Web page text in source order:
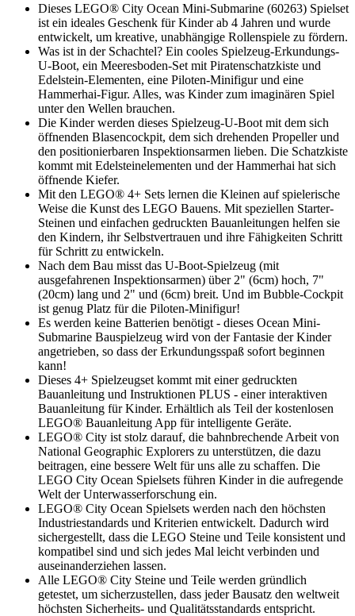
Dieses LEGO® City Ocean Mini-Submarine (60263) Spielset
ist ein ideales Geschenk für Kinder ab 4 Jahren und wurde
entwickelt, um kreative, unabhängige Rollenspiele zu fördern.
Was ist in der Schachtel? Ein cooles Spielzeug-Erkundungs-
U-Boot, ein Meeresboden-Set mit Piratenschatzkiste und
Edelstein-Elementen, eine Piloten-Minifigur und eine
Hammerhai-Figur. Alles, was Kinder zum imaginären Spiel
unter den Wellen brauchen.
Die Kinder werden dieses Spielzeug-U-Boot mit dem sich
öffnenden Blasencockpit, dem sich drehenden Propeller und
den positionierbaren Inspektionsarmen lieben. Die Schatzkiste
kommt mit Edelsteinelementen und der Hammerhai hat sich
öffnende Kiefer.
Mit den LEGO® 4+ Sets lernen die Kleinen auf spielerische
Weise die Kunst des LEGO Bauens. Mit speziellen Starter-
Steinen und einfachen gedruckten Bauanleitungen helfen sie
den Kindern, ihr Selbstvertrauen und ihre Fähigkeiten Schritt
für Schritt zu entwickeln.
Nach dem Bau misst das U-Boot-Spielzeug (mit
ausgefahrenen Inspektionsarmen) über 2" (6cm) hoch, 7"
(20cm) lang und 2" und (6cm) breit. Und im Bubble-Cockpit
ist genug Platz für die Piloten-Minifigur!
Es werden keine Batterien benötigt - dieses Ocean Mini-
Submarine Bauspielzeug wird von der Fantasie der Kinder
angetrieben, so dass der Erkundungsspaß sofort beginnen
kann!
Dieses 4+ Spielzeugset kommt mit einer gedruckten
Bauanleitung und Instruktionen PLUS - einer interaktiven
Bauanleitung für Kinder. Erhältlich als Teil der kostenlosen
LEGO® Bauanleitung App für intelligente Geräte.
LEGO® City ist stolz darauf, die bahnbrechende Arbeit von
National Geographic Explorers zu unterstützen, die dazu
beitragen, eine bessere Welt für uns alle zu schaffen. Die
LEGO City Ocean Spielsets führen Kinder in die aufregende
Welt der Unterwasserforschung ein.
LEGO® City Ocean Spielsets werden nach den höchsten
Industriestandards und Kriterien entwickelt. Dadurch wird
sichergestellt, dass die LEGO Steine und Teile konsistent und
kompatibel sind und sich jedes Mal leicht verbinden und
auseinanderziehen lassen.
Alle LEGO® City Steine und Teile werden gründlich
getestet, um sicherzustellen, dass jeder Bausatz den weltweit
höchsten Sicherheits- und Qualitätsstandards entspricht.